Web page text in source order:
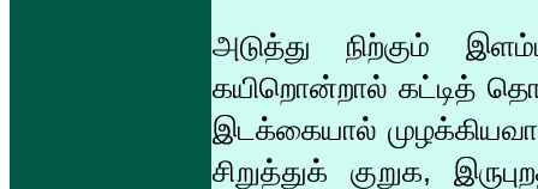
அடுத்து நிற்கும்
கயிறொன்றால் கட்டித்
இடக்கையால்
சிறுத்துக் குறுக,